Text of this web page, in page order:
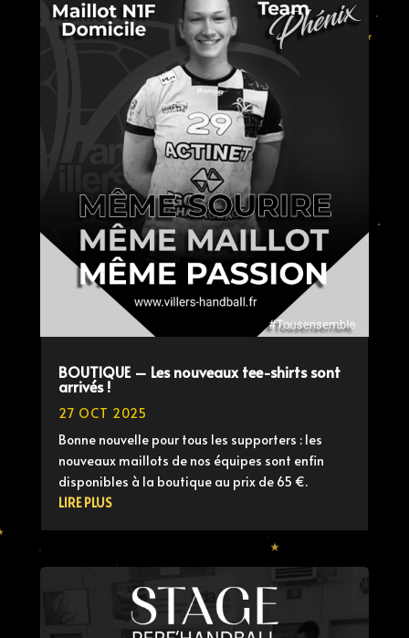
BOUTIQUE – Les nouveaux tee-shirts sont
arrivés !
27 OCT 2025
Bonne nouvelle pour tous les supporters : les
nouveaux maillots de nos équipes sont enfin
disponibles à la boutique au prix de 65 €.
LIRE PLUS